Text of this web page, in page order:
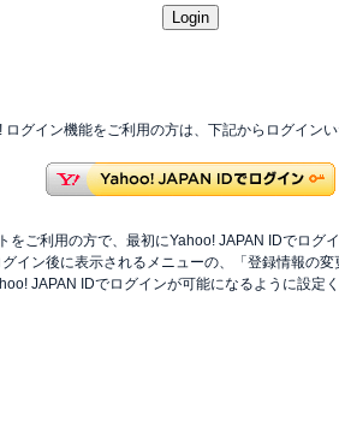
ログイン機能をご利用の方は、下記からログイン
をご利用の方で、最初にYahoo! JAPAN IDでログ
グイン後に表示されるメニューの、「登録情報の変
JAPAN IDでログインが可能になるように設定